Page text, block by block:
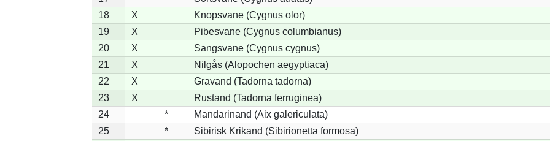
18
X
Knopsvane (Cygnus olor)
19
X
Pibesvane (Cygnus columbianus)
20
X
Sangsvane (Cygnus cygnus)
21
X
Nilgås (Alopochen aegyptiaca)
22
X
Gravand (Tadorna tadorna)
23
X
Rustand (Tadorna ferruginea)
24
*
Mandarinand (Aix galericulata)
25
*
Sibirisk Krikand (Sibirionetta formosa)